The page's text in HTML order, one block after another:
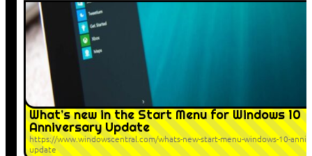
What’s new in the Start Menu for Windows 10
Anniversary Update
https://www.windowscentral.com/whats-new-start-menu-windows-10-
update